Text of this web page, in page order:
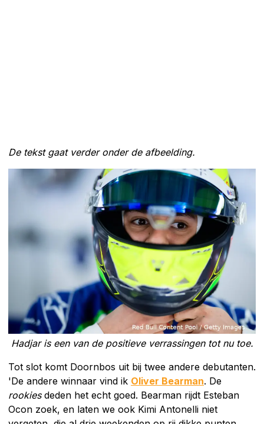
De tekst gaat verder onder de afbeelding.
Hadjar is een van de positieve verrassingen tot nu toe.
Tot slot komt Doornbos uit bij twee andere debutanten.
'De andere winnaar vind ik Oliver Bearman. De
rookiesdeden het echt goed. Bearman rijdt Esteban
Ocon zoek, en laten we ook Kimi Antonelli niet